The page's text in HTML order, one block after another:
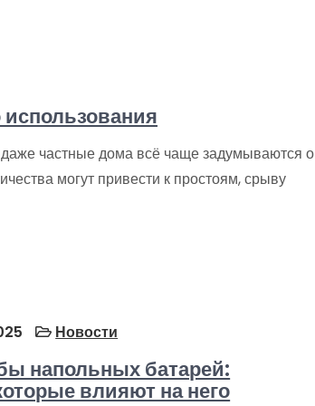
частные дома всё чаще задумываются о
могут привести к простоям, срыву
Новости
напольных батарей:
влияют на него